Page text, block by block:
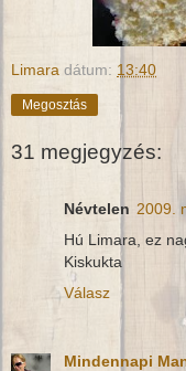
Limara dátum: 13:40
Megosztás
31 megjegyzés:
Névtelen 2009.
Hú Limara, ez
Kiskukta
Válasz
Mindennapi